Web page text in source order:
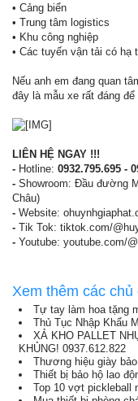
• Cảng biển
• Trung tâm logistics
• Khu công nghiệp
• Các tuyến vận tải có hạ
Nếu anh em đang quan
đây là mẫu xe rất đáng để
LIÊN HỆ NGAY !!!
- Hotline: 0932.795.695 -
- Showroom: Đầu đường
Châu)
- Website:
- Tik Tok: tiktok.com/
- Youtube: youtube.com/
Xem thêm các
Tự tay làm hoa tặng
Thủ Tục Nhập Khẩu
XẢ KHO PALLET
KHỦNG! 0937.612.822
Thương hiệu giày
Thiết bị bảo hộ lao
Top 10 vợt pickleball